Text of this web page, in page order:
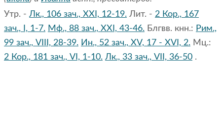
Утр. - Лк., 106 зач., XXI, 12-19. Лит. - 2 Кор., 167
зач., I, 1-7. Мф., 88 зач., XXI, 43-46. Блгвв. кнн.: Рим.,
99 зач., VIII, 28-39. Ин., 52 зач., XV, 17 - XVI, 2. Мц.:
2 Кор., 181 зач., VI, 1-10. Лк., 33 зач., VII, 36-50 .